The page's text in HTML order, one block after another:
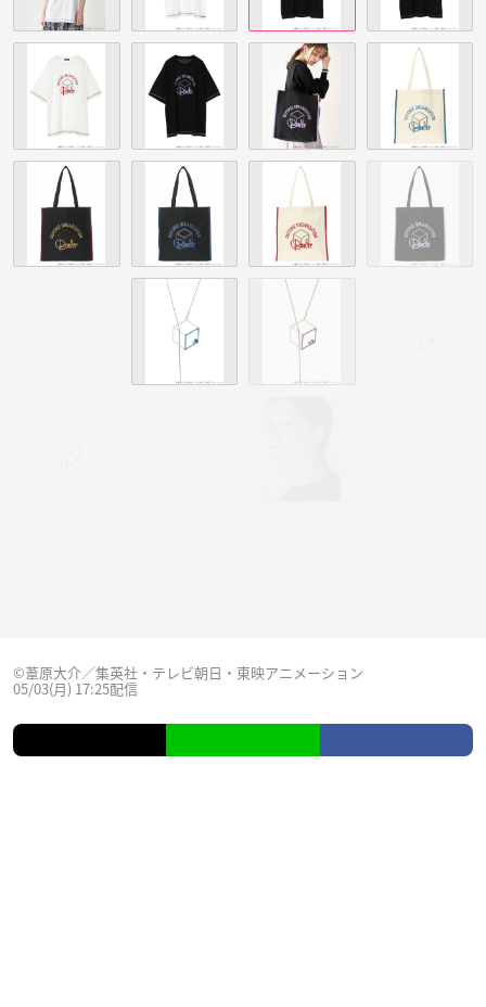
©葦原大介／集英社・テレビ朝日・東映アニメーション
05/03(月) 17:25配信